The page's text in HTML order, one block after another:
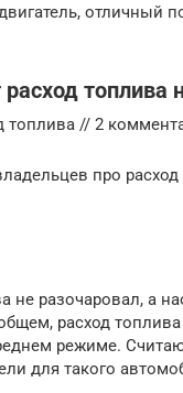
отличный
топлива
топлива // 2
про расход
не разочаровал, а
расход топлива
режиме.
для такого